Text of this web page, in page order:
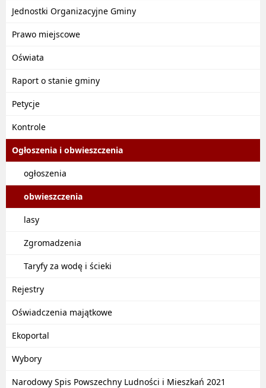
Jednostki Organizacyjne Gminy
Prawo miejscowe
Oświata
Raport o stanie gminy
Petycje
Kontrole
Ogłoszenia i obwieszczenia
ogłoszenia
obwieszczenia
lasy
Zgromadzenia
Taryfy za wodę i ścieki
Rejestry
Oświadczenia majątkowe
Ekoportal
Wybory
Narodowy Spis Powszechny Ludności i Mieszkań 2021